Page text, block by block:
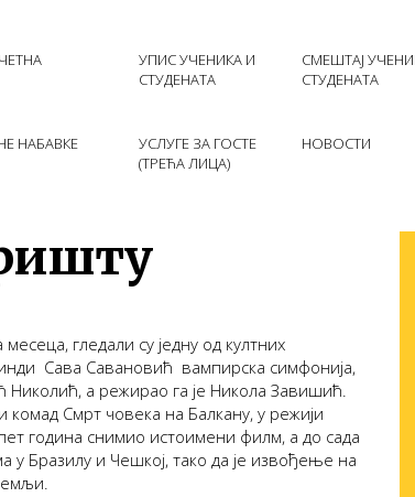
УПИС УЧЕНИКА И
СТУДЕНАТА
СМЕШТАЈ
СТУДЕНАТА
НАБАВКЕ
УСЛУГЕ ЗА ГОСТЕ
(ТРЕЋА ЛИЦА)
НОВОСТИ
гледали су једну од култних
 Сава Савановић  вампирска симфонија,
Николић, а режирао га је Никола Завишић.
Смрт човека на Балкану, у режији
година снимио истоимени филм, а до сада
у Бразилу и Чешкој, тако да је извођење на